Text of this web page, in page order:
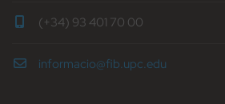
(+34) 93 401 70 00
informacio@fib.upc.edu